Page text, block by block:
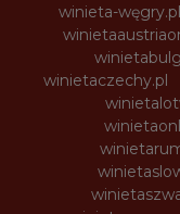
winieta-węgry.pl
winietaczechy.pl